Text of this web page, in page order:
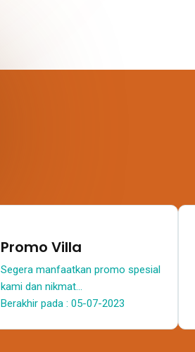
Promo Villa
Segera manfaatkan promo spesial
kami dan nikmat...
Berakhir pada : 05-07-2023